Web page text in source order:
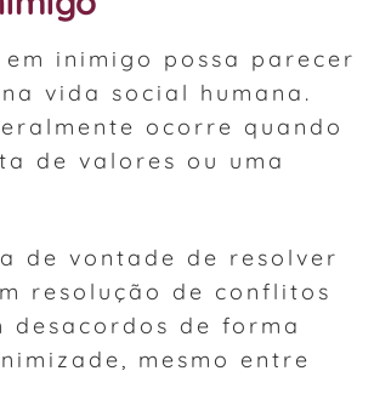
inimigo possa parecer
vida social humana.
ocorre quando
de valores ou uma
de vontade de resolver
resolução de conflitos
de forma
mesmo entre